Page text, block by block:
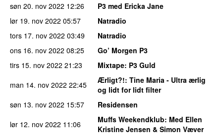
søn 20. nov 2022 12:26
P3 med Ericka Jane
lør 19. nov 2022 05:57
Natradio
tors 17. nov 2022 03:49
Natradio
ons 16. nov 2022 08:25
Go’ Morgen P3
tirs 15. nov 2022 21:23 Mixtape: P3 Guld
man 14. nov 2022 22:45 Ærligt?!: Tine Maria - Ultra ærlig
og lidt for lidt filter
søn 13. nov 2022 15:57
Residensen
lør 12. nov 2022 11:06 Muffs Weekendklub: Med Ellen
Kristine Jensen & Simon Væver